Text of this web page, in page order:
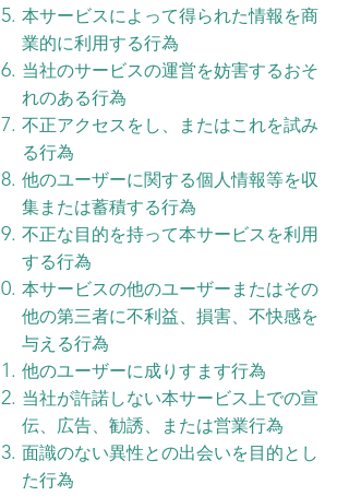
本サービスによって得られた情報を商
業的に利用する行為
当社のサービスの運営を妨害するおそ
れのある行為
不正アクセスをし、またはこれを試み
る行為
他のユーザーに関する個人情報等を収
集または蓄積する行為
不正な目的を持って本サービスを利用
する行為
本サービスの他のユーザーまたはその
他の第三者に不利益、損害、不快感を
与える行為
他のユーザーに成りすます行為
当社が許諾しない本サービス上での宣
伝、広告、勧誘、または営業行為
面識のない異性との出会いを目的とし
た行為